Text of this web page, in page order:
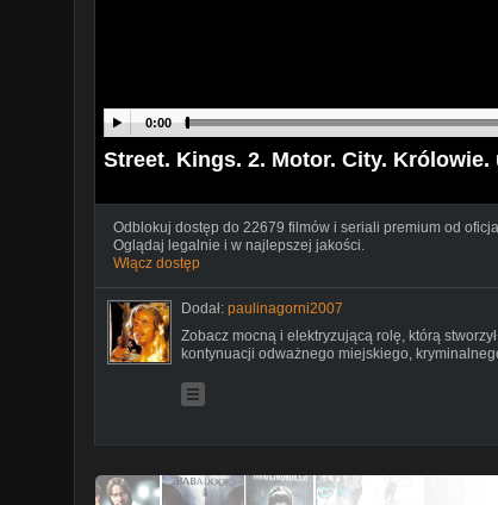
0:00
Street. Kings. 2. Motor. City.
Odblokuj dostęp do 22679 filmów i seriali premium od
Oglądaj legalnie i w najlepszej jakości.
Włącz dostęp
Dodał: paulinagorni2007
Zobacz mocną i elektryzującą rolę, którą
kontynuacji odważnego miejskiego,